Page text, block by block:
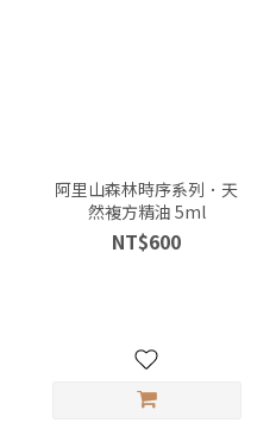
阿里山森林時序系列．天
然複方精油 5ml
NT$600